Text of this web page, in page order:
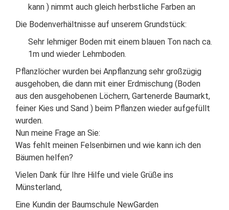
kann ) nimmt auch gleich herbstliche Farben an
Die Bodenverhältnisse auf unserem Grundstück:
Sehr lehmiger Boden mit einem blauen Ton nach ca.
1m und wieder Lehmboden.
Pflanzlöcher wurden bei Anpflanzung sehr großzügig
ausgehoben, die dann mit einer Erdmischung (Boden
aus den ausgehobenen Löchern, Gartenerde Baumarkt,
feiner Kies und Sand ) beim Pflanzen wieder aufgefüllt
wurden.
Nun meine Frage an Sie:
Was fehlt meinen Felsenbirnen und wie kann ich den
Bäumen helfen?
Vielen Dank für Ihre Hilfe und viele Grüße ins
Münsterland,
Eine Kundin der Baumschule NewGarden